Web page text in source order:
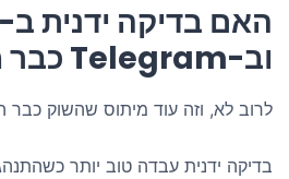
וב-Telegram כבר מספיקה?
לרוב לא, וזה עוד מיתוס שהשוק כבר
בדיקה ידנית עבדה טוב יותר